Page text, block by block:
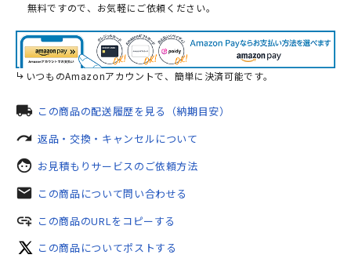
無料ですので、お気軽にご依頼ください。
いつものAmazonアカウントで、簡単に決済可能です。
local_shipping この商品の配送履歴を見る（納期目安）
redo 返品・交換・キャンセルについて
face お見積もりサービスのご依頼方法
mail この商品について問い合わせる
add_link この商品のURLをコピーする
この商品についてポストする